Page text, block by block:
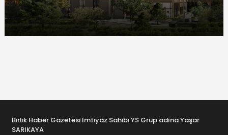
Birlik Haber Gazetesi İmtiyaz Sahibi YS Grup adına Yaşar
SARIKAYA